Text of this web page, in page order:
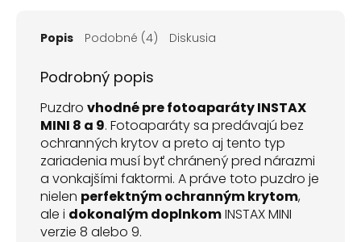
Popis Podobné (4) Diskusia
Podrobný popis
Puzdro vhodné pre fotoaparáty INSTAX
MINI 8 a 9. Fotoaparáty sa predávajú bez
ochranných krytov a preto aj tento typ
zariadenia musí byť chránený pred nárazmi
a vonkajšími faktormi. A práve toto puzdro je
nielen perfektným ochranným krytom,
ale i dokonalým doplnkomINSTAX MINI
verzie 8 alebo 9.